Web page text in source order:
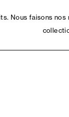
Nous faisons